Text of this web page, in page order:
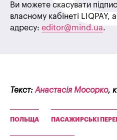
Ви можете скасувати
власному кабінеті
адресу: editor@mind.ua.
Текст: Анастасія Мосорко,
ПОЛЬЩА ПАСАЖИРСЬКІ